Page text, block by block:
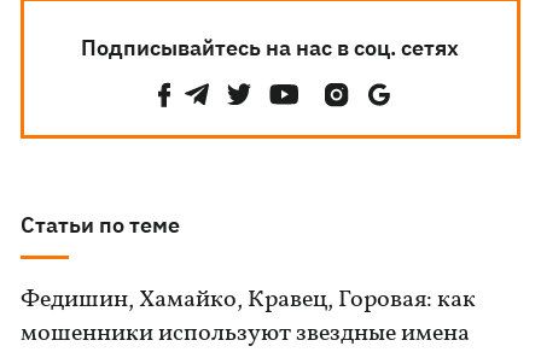
Подписывайтесь на нас в соц. сетях
Статьи по теме
Федишин, Хамайко, Кравец, Горовая: как
мошенники используют звездные имена